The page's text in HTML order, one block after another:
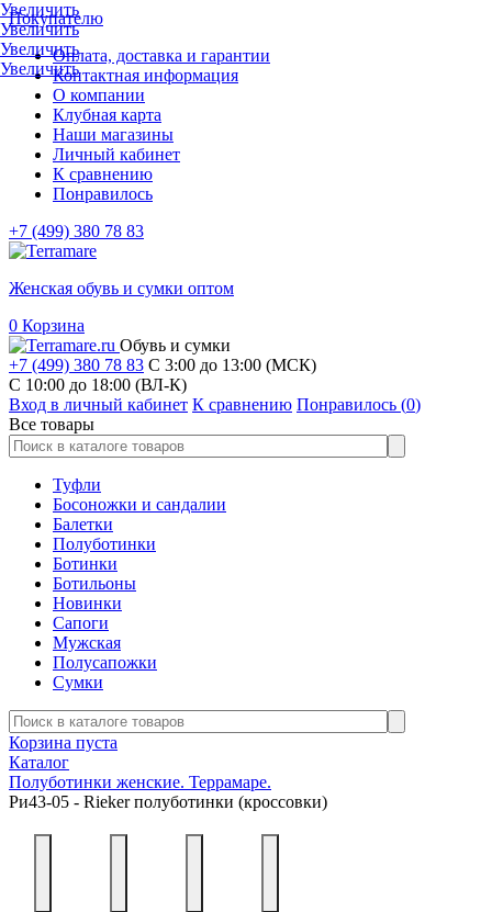
Покупателю
Оплата, доставка и гарантии
Контактная информация
О компании
Клубная карта
Наши магазины
Личный кабинет
К сравнению
Понравилось
+7 (499) 380 78 83
Женская обувь и сумки оптом
0 Корзина
Обувь и сумки
+7 (499) 380 78 83 С 3:00 до 13:00 (МСК)
C 10:00 до 18:00 (ВЛ-К)
Вход в личный кабинет К сравнению Понравилось (0)
Все товары
Туфли
Босоножки и сандалии
Балетки
Полуботинки
Ботинки
Ботильоны
Новинки
Сапоги
Мужская
Полусапожки
Сумки
Корзина пуста
Каталог
Полуботинки женские. Террамаре.
Ри43-05 - Rieker полуботинки (кроссовки)
Увеличить
Увеличить
Увеличить
Увеличить